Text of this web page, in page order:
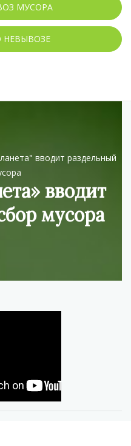
МУСОРА
вводит раздельный
вводит
мусора